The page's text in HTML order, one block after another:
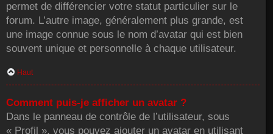
permet de différencier votre statut particulier sur le
forum. L’autre image, généralement plus grande, est
une image connue sous le nom d’avatar qui est bien
souvent unique et personnelle à chaque utilisateur.
Haut
Comment puis-je afficher un avatar ?
Dans le panneau de contrôle de l’utilisateur, sous
« Profil », vous pouvez ajouter un avatar en utilisant